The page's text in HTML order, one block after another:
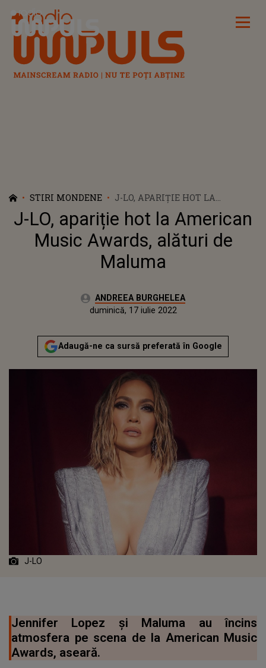
Radio Impuls
STIRI MONDENE
J-LO, APARIȚIE HOT LA
AMERICAN MUSIC AWARDS,
ALĂTURI DE MALUMA
J-LO, apariție hot la American
Music Awards, alături de
Maluma
Autor:ANDREEA BURGHELEA
luni, 23 noiembrie 2020Actualizat:
duminică, 17 iulie 2022
Adaugă-ne ca sursă preferată în Google
J-LO
Jennifer Lopez și Maluma au încins
atmosfera pe scena de la American Music
Awards, aseară.